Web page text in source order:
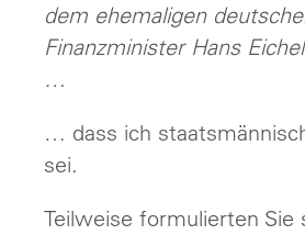
dem ehemaligen
Finanzminister Hans
…
… dass ich
sei.
Teilweise formulierten Sie